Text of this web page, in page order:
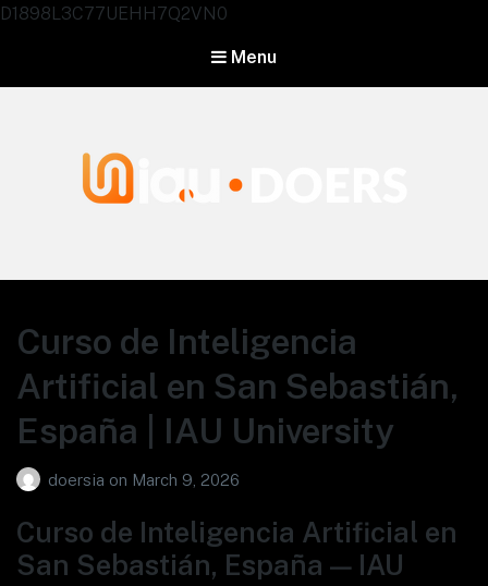
D1898L3C77UEHH7Q2VN0
Menu
Curso de Inteligencia
Artificial en San Sebastián,
España | IAU University
doersia on March 9, 2026
Curso de Inteligencia Artificial en
San Sebastián, España — IAU